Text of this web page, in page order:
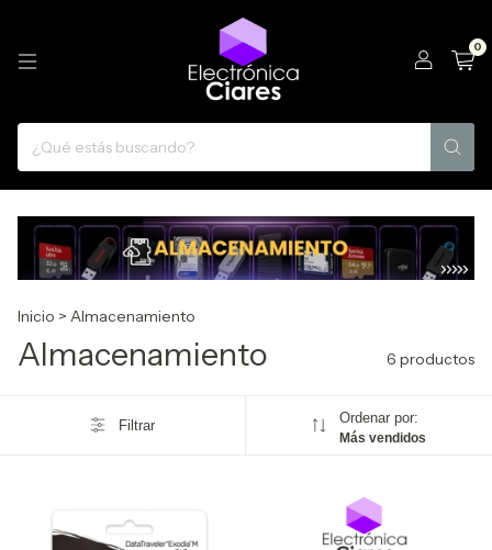
0
Inicio > Almacenamiento
Almacenamiento 6 productos
Filtrar Ordenar por:
Más vendidos